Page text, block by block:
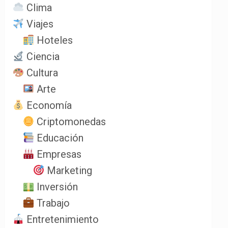
Clima
Viajes
Hoteles
Ciencia
Cultura
Arte
Economía
Criptomonedas
Educación
Empresas
Marketing
Inversión
Trabajo
Entretenimiento